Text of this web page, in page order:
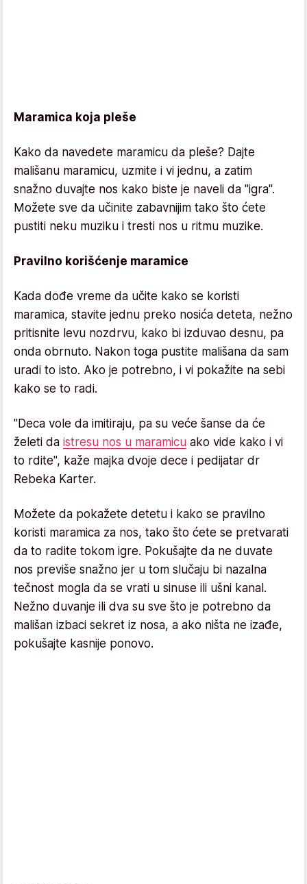
Maramica koja pleše
Kako da navedete maramicu da pleše? Dajte
mališanu maramicu, uzmite i vi jednu, a zatim
snažno duvajte nos kako biste je naveli da "igra".
Možete sve da učinite zabavnijim tako što ćete
pustiti neku muziku i tresti nos u ritmu muzike.
Pravilno korišćenje maramice
Kada dođe vreme da učite kako se koristi
maramica, stavite jednu preko nosića deteta, nežno
pritisnite levu nozdrvu, kako bi izduvao desnu, pa
onda obrnuto. Nakon toga pustite mališana da sam
uradi to isto. Ako je potrebno, i vi pokažite na sebi
kako se to radi.
"Deca vole da imitiraju, pa su veće šanse da će
želeti da istresu nos u maramicu ako vide kako i vi
to rdite", kaže majka dvoje dece i pedijatar dr
Rebeka Karter.
Možete da pokažete detetu i kako se pravilno
koristi maramica za nos, tako što ćete se pretvarati
da to radite tokom igre. Pokušajte da ne duvate
nos previše snažno jer u tom slučaju bi nazalna
tečnost mogla da se vrati u sinuse ili ušni kanal.
Nežno duvanje ili dva su sve što je potrebno da
mališan izbaci sekret iz nosa, a ako ništa ne izađe,
pokušajte kasnije ponovo.